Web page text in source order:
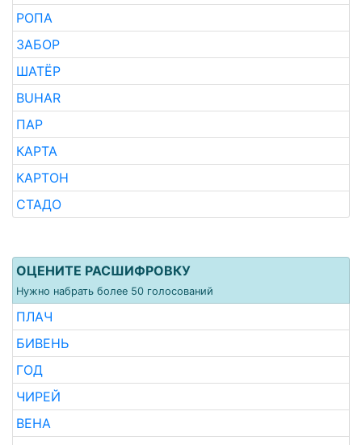
РОПА
ЗАБОР
ШАТЁР
BUHAR
ПАР
КАРТА
КАРТОН
СТАДО
ОЦЕНИТЕ РАСШИФРОВКУ
Нужно набрать более 50 голосований
ПЛАЧ
БИВЕНЬ
ГОД
ЧИРЕЙ
ВЕНА